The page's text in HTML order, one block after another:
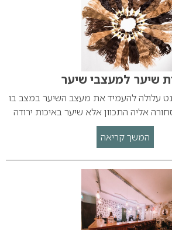
שיער למעצבי שיער
עלולה להעמיד את מעצב השיער במצב בו
אליה התכוון אלא שיער באיכות ירודה
המשך קריאה